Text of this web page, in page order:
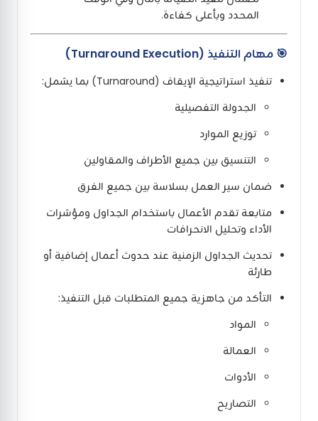
المحدد وبأعلى كفاءة.
🎯 مهام التنفيذ (Turnaround Execution)
تنفيذ استراتيجية الإيقاف (Turnaround) بما يشمل:
الجدولة التفصيلية
توزيع الموارد
التنسيق بين جميع الأطراف والمقاولين
ضمان سير العمل بسلاسة بين جميع الفرق
متابعة تقدم الأعمال باستخدام الجداول ومؤشرات
الأداء وتحليل الانحرافات
تحديث الجداول الزمنية عند حدوث أعمال إضافية أو
طارئة
التأكد من جاهزية جميع المتطلبات قبل التنفيذ:
المواد
العمالة
الأدوات
التصاريح